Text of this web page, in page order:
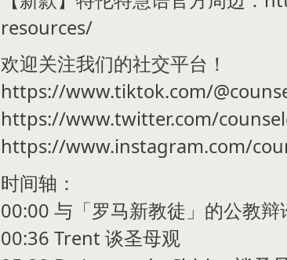
resources/
欢迎关注我们的社交平台！
https://www.tiktok.com/
https://www.twitter.com/
https://www.instagram.com/
时间轴：
00:00 与「罗马新教徒」的公教辩
00:36 Trent 谈圣母观